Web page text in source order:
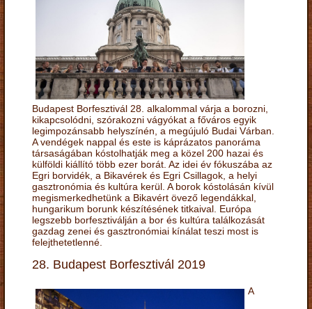
Budapest Borfesztivál 28. alkalommal várja a borozni,
kikapcsolódni, szórakozni vágyókat a főváros egyik
legimpozánsabb helyszínén, a megújuló Budai Várban.
A vendégek nappal és este is káprázatos panoráma
társaságában kóstolhatják meg a közel 200 hazai és
külföldi kiállító több ezer borát. Az idei év fókuszába az
Egri borvidék, a Bikavérek és Egri Csillagok, a helyi
gasztronómia és kultúra kerül. A borok kóstolásán kívül
megismerkedhetünk a Bikavért övező legendákkal,
hungarikum borunk készítésének titkaival. Európa
legszebb borfesztiválján a bor és kultúra találkozását
gazdag zenei és gasztronómiai kínálat teszi most is
felejthetetlenné.
28. Budapest Borfesztivál 2019
A